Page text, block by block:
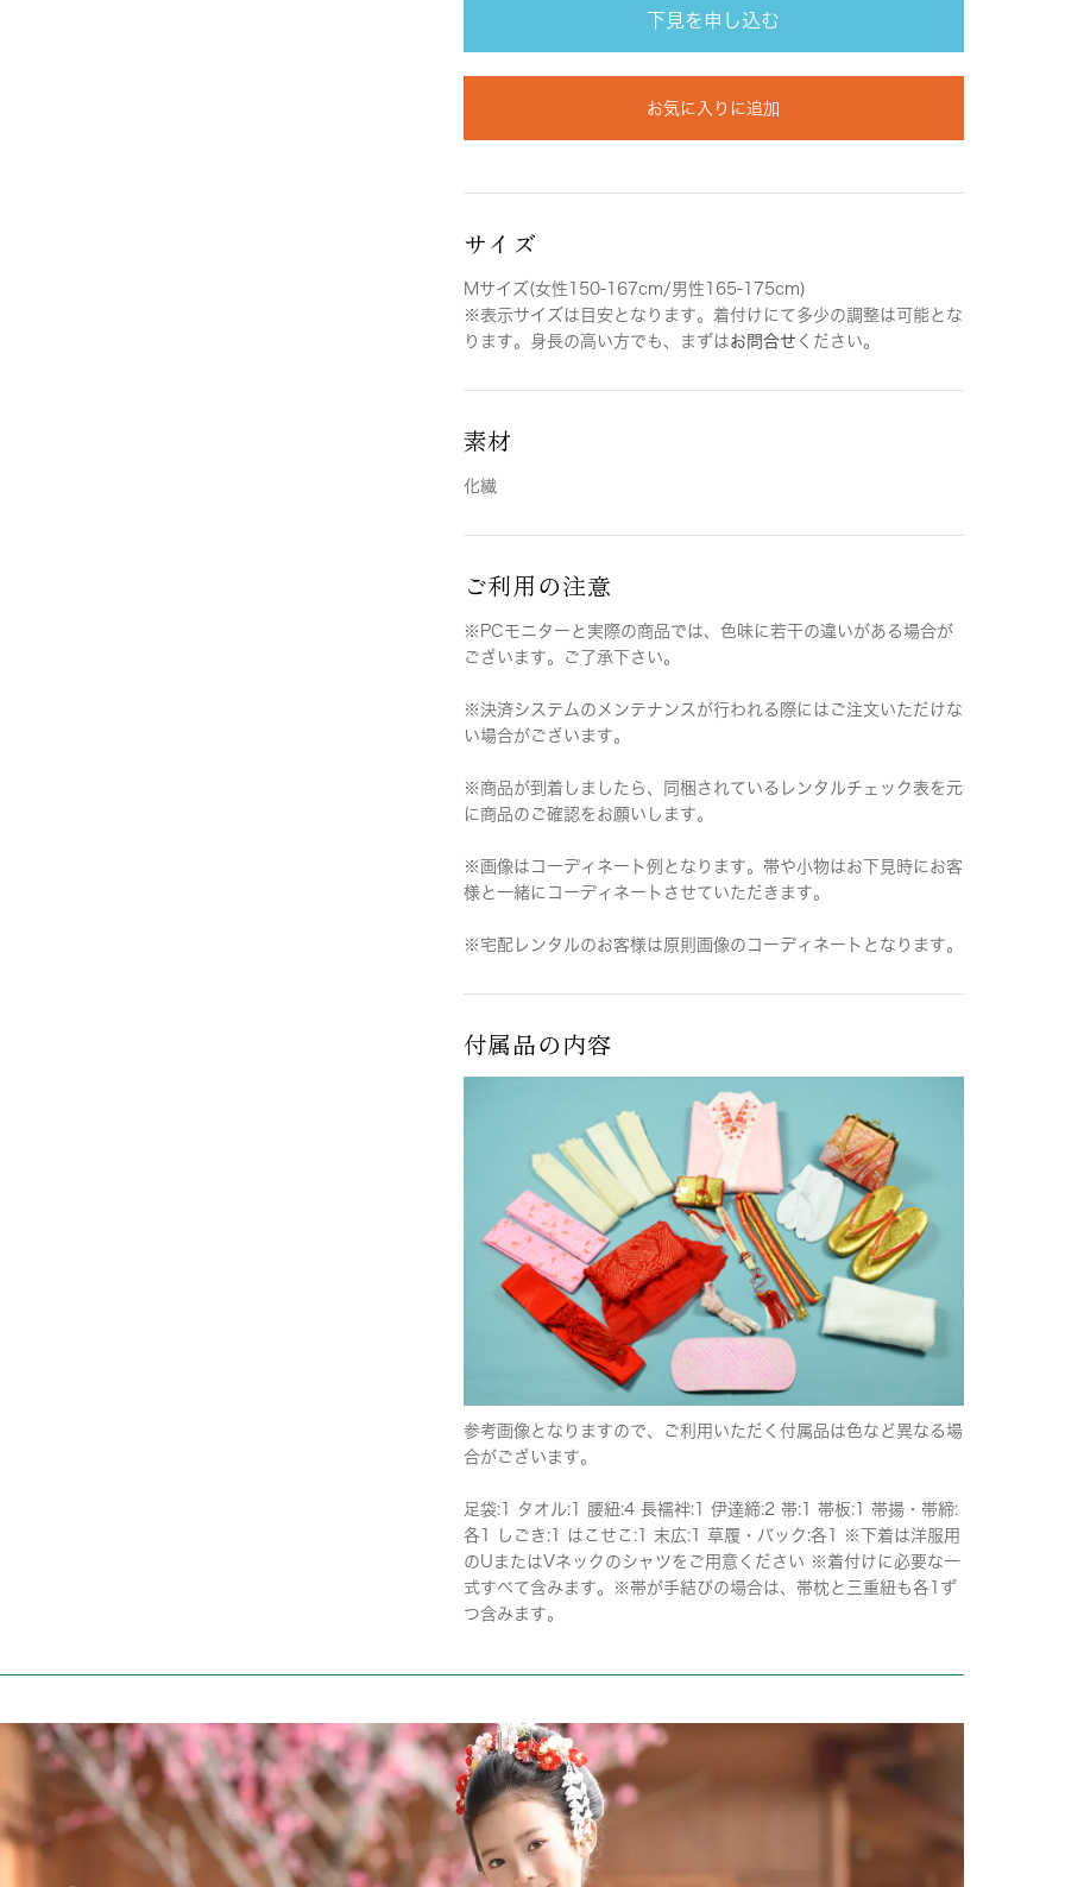
下見を申し込む
お気に入りに追加
サイズ
Mサイズ(女性150-167cm/男性165-175cm)
※表示サイズは目安となります。着付けにて多少の調整は可能とな
ります。身長の高い方でも、まずはお問合せ ください。
素材
化繊
ご利用の注意
※PCモニターと実際の商品では、色味に若干の違いがある場合が
ございます。ご了承下さい。
※決済システムのメンテナンスが行われる際にはご注文いただけな
い場合がございます。
※商品が到着しましたら、同梱されているレンタルチェック表を元
に商品のご確認をお願いします。
※画像はコーディネート例となります。帯や小物はお下見時にお客
様と一緒にコーディネートさせていただきます。
※宅配レンタルのお客様は原則画像のコーディネートとなります。
付属品の内容
参考画像となりますので、ご利用いただく付属品は色など異なる場
合がございます。
足袋:1 タオル:1 腰紐:4 長襦袢:1 伊達締:2 帯:1 帯板:1 帯揚・帯締:
各1 しごき:1 はこせこ:1 末広:1 草履・バック:各1 ※下着は洋服用
のUまたはVネックのシャツをご用意ください ※着付けに必要な一
式すべて含みます。※帯が手結びの場合は、帯枕と三重紐も各1ず
つ含みます。